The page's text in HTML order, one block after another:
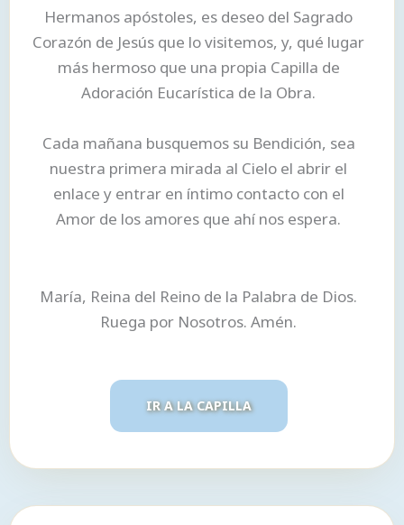
Hermanos apóstoles, es deseo del Sagrado
Corazón de Jesús que lo visitemos, y, qué lugar
más hermoso que una propia Capilla de
Adoración Eucarística de la Obra.
Cada mañana busquemos su Bendición, sea
nuestra primera mirada al Cielo el abrir el
enlace y entrar en íntimo contacto con el
Amor de los amores que ahí nos espera.
María, Reina del Reino de la Palabra de Dios.
Ruega por Nosotros. Amén.
IR A LA CAPILLA